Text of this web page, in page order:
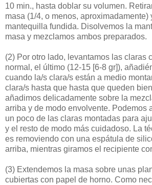
10 min., hasta doblar su volumen.
masa (1/4, o menos, aproximadamente)
mantequilla fundida. Disolvemos la
masa y mezclamos ambos preparados.
(2) Por otro lado, levantamos las claras
normal, el último (12-15 [6-8 gr]),
cuando la/s clara/s están a medio
clara/s hasta que hasta que queden
añadimos delicadamente sobre la
arriba y de modo envolvente. Podemos
un poco de las claras montadas para
y el resto de modo más cuidadoso. La
es removiendo con una espátula de
arriba, mientras giramos el recipiente
(3) Extendemos la masa sobre unas
cubiertas con papel de horno. Como